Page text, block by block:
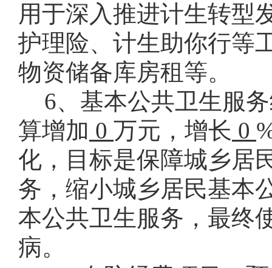
用于深入推进计生转型
护理险、计生助你行等
物资储备库房租等。
6、基本公共卫生服
算增加 0 万元，增长 0
化，目标是保障城乡居
务，缩小城乡居民基本
本公共卫生服务，最终
病。